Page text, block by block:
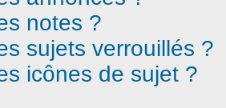
notes ?
sujets verrouillés ?
icônes de sujet ?